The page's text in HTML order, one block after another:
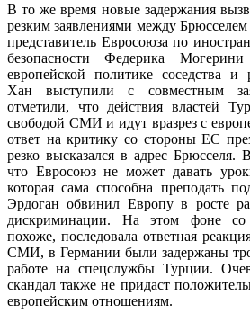
В то же время новые задержания
резким заявлениями между
представитель Евросоюза по
безопасности Федерика
европейской политике соседства
Хан выступили с совместным
отметили, что действия властей
свободой СМИ и идут вразрез с
ответ на критику со стороны ЕС
резко высказался в адрес Брюсселя.
что Евросоюз не может давать
которая сама способна преподать
Эрдоган обвинил Европу в росте
дискриминации. На этом фоне со
похоже, последовала ответная
СМИ, в Германии были задержаны
работе на спецслужбы Турции.
скандал также не придаст
европейским отношениям.